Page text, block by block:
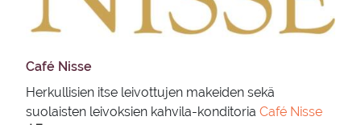
Café Nisse
Herkullisien itse leivottujen makeiden sekä
suolaisten leivoksien kahvila-konditoria Café Nisse